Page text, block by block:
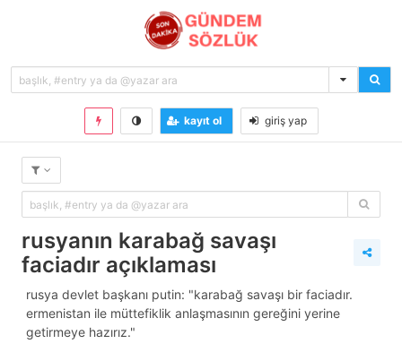
kayıt ol giriş yap
rusyanın karabağ savaşı
faciadır açıklaması
rusya devlet başkanı putin: "karabağ savaşı bir faciadır.
ermenistan ile müttefiklik anlaşmasının gereğini yerine
getirmeye hazırız."